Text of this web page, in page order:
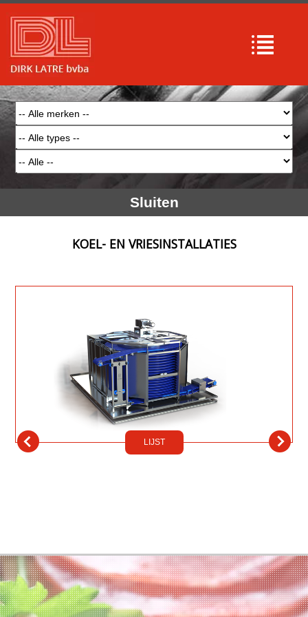
Sluiten
KOEL- EN VRIESINSTALLATIES
LIJST